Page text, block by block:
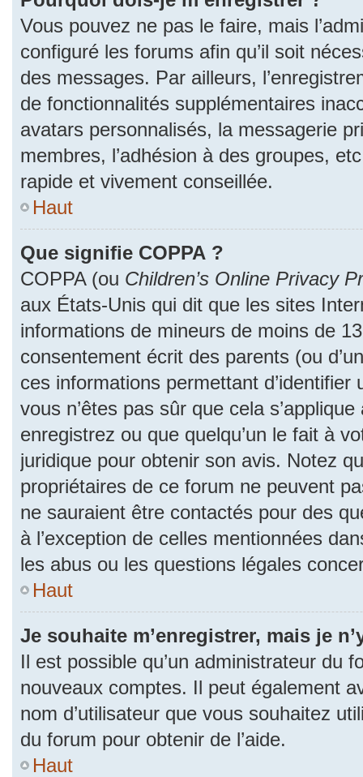
Vous pouvez ne pas le faire, mais
configuré les forums afin qu’il soit
des messages. Par ailleurs,
de fonctionnalités supplémentaires
avatars personnalisés, la messagerie
membres, l’adhésion à des groupes,
rapide et vivement conseillée.
Haut
Que signifie COPPA ?
COPPA (ou Children’s Online Privacy
aux États-Unis qui dit que les sites
informations de mineurs de moins de
consentement écrit des parents (ou
ces informations permettant
vous n’êtes pas sûr que cela
enregistrez ou que quelqu’un le fait à
juridique pour obtenir son avis. Notez
propriétaires de ce forum ne peuvent
ne sauraient être contactés pour des
à l’exception de celles mentionnées
les abus ou les questions légales
Haut
Je souhaite m’enregistrer, mais je
Il est possible qu’un administrateur du
nouveaux comptes. Il peut également
nom d’utilisateur que vous souhaitez
du forum pour obtenir de l’aide.
Haut